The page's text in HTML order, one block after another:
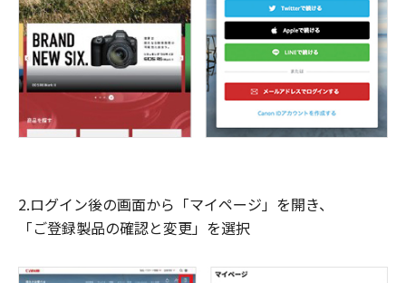
2.ログイン後の画面から「マイページ」を開き、
「ご登録製品の確認と変更」を選択